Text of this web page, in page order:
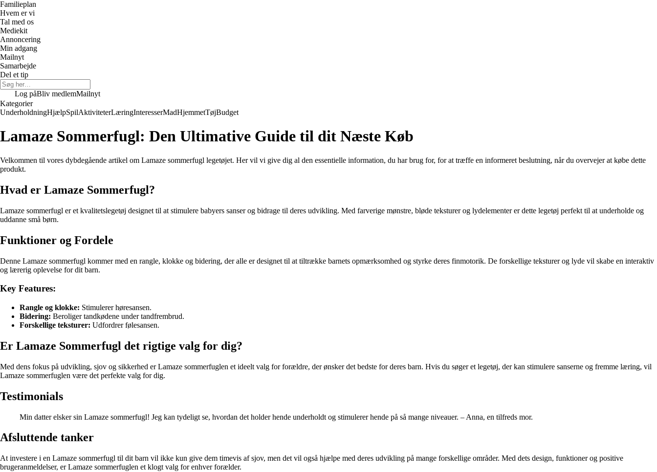
Familieplan
Hvem er vi
Tal med os
Mediekit
Annoncering
Min adgang
Mailnyt
Samarbejde
Del et tip
Log påBliv medlemMailnyt
Kategorier
UnderholdningHjælpSpilAktiviteterLæringInteresserMadHjemmetTøjBudget
Lamaze Sommerfugl: Den Ultimative Guide til dit Næste Køb
Velkommen til vores dybdegående artikel om Lamaze sommerfugl legetøjet. Her vil vi give dig al den essentielle information, du har brug for, for at træffe en informeret beslutning, når du overvejer at købe dette
produkt.
Hvad er Lamaze Sommerfugl?
Lamaze sommerfugl er et kvalitetslegetøj designet til at stimulere babyers sanser og bidrage til deres udvikling. Med farverige mønstre, bløde teksturer og lydelementer er dette legetøj perfekt til at underholde og
uddanne små børn.
Funktioner og Fordele
Denne Lamaze sommerfugl kommer med en rangle, klokke og bidering, der alle er designet til at tiltrække barnets opmærksomhed og styrke deres finmotorik. De forskellige teksturer og lyde vil skabe en interaktiv
og lærerig oplevelse for dit barn.
Key Features:
Rangle og klokke: Stimulerer høresansen.
Bidering: Beroliger tandkødene under tandfrembrud.
Forskellige teksturer: Udfordrer følesansen.
Er Lamaze Sommerfugl det rigtige valg for dig?
Med dens fokus på udvikling, sjov og sikkerhed er Lamaze sommerfuglen et ideelt valg for forældre, der ønsker det bedste for deres barn. Hvis du søger et legetøj, der kan stimulere sanserne og fremme læring, vil
Lamaze sommerfuglen være det perfekte valg for dig.
Testimonials
Min datter elsker sin Lamaze sommerfugl! Jeg kan tydeligt se, hvordan det holder hende underholdt og stimulerer hende på så mange niveauer. – Anna, en tilfreds mor.
Afsluttende tanker
At investere i en Lamaze sommerfugl til dit barn vil ikke kun give dem timevis af sjov, men det vil også hjælpe med deres udvikling på mange forskellige områder. Med dets design, funktioner og positive
brugeranmeldelser, er Lamaze sommerfuglen et klogt valg for enhver forælder.